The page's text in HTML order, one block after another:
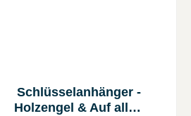
Schlüsselanhänger -
Holzengel & Auf allen